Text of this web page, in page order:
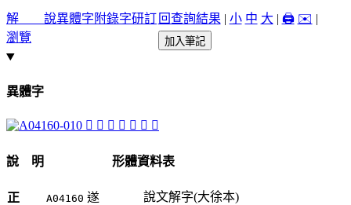
解 說異體字 附錄字研訂
瀏覽
回查詢結果 | 小 中 大 | 🖨️ ✉️ |
加入筆記
異體字
𨒉 𨓸 󵿽 𨔱 𨔲 󵿼 󵿻
說 明
正
A04160 遂
形體資料表
說文解字(大徐本)